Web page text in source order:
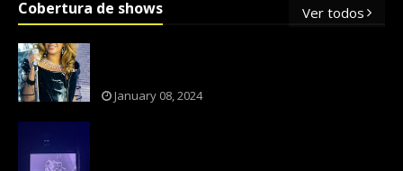
Cobertura de shows Ver todos
January 08, 2024